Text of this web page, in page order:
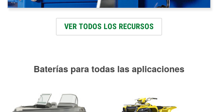
VER TODOS LOS RECURSOS
Baterías para todas las aplicaciones